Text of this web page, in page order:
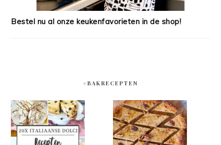
Bestel nu al onze keukenfavorieten in de shop!
#BAKRECEPTEN